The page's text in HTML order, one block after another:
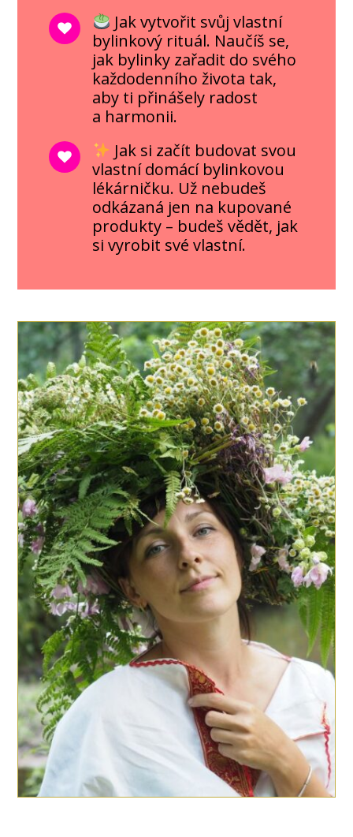
Jak vytvořit svůj vlastní
bylinkový rituál. Naučíš se,
jak bylinky zařadit do svého
každodenního života tak,
aby ti přinášely radost
a harmonii.
Jak si začít budovat svou
vlastní domácí bylinkovou
lékárničku. Už nebudeš
odkázaná jen na kupované
produkty – budeš vědět, jak
si vyrobit své vlastní.